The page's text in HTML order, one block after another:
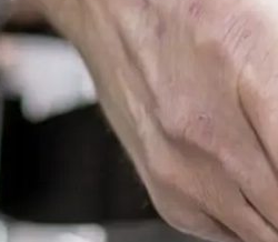
werden in
von spezialisierten
zur Schule gebracht
des Schultages
Hause gefahren.
Spezialverkehr ist
Leistung des